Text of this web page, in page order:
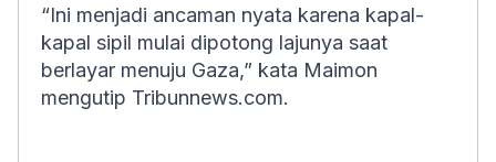
“Ini menjadi ancaman nyata karena kapal-
kapal sipil mulai dipotong lajunya saat
berlayar menuju Gaza,” kata Maimon
mengutip Tribunnews.com.